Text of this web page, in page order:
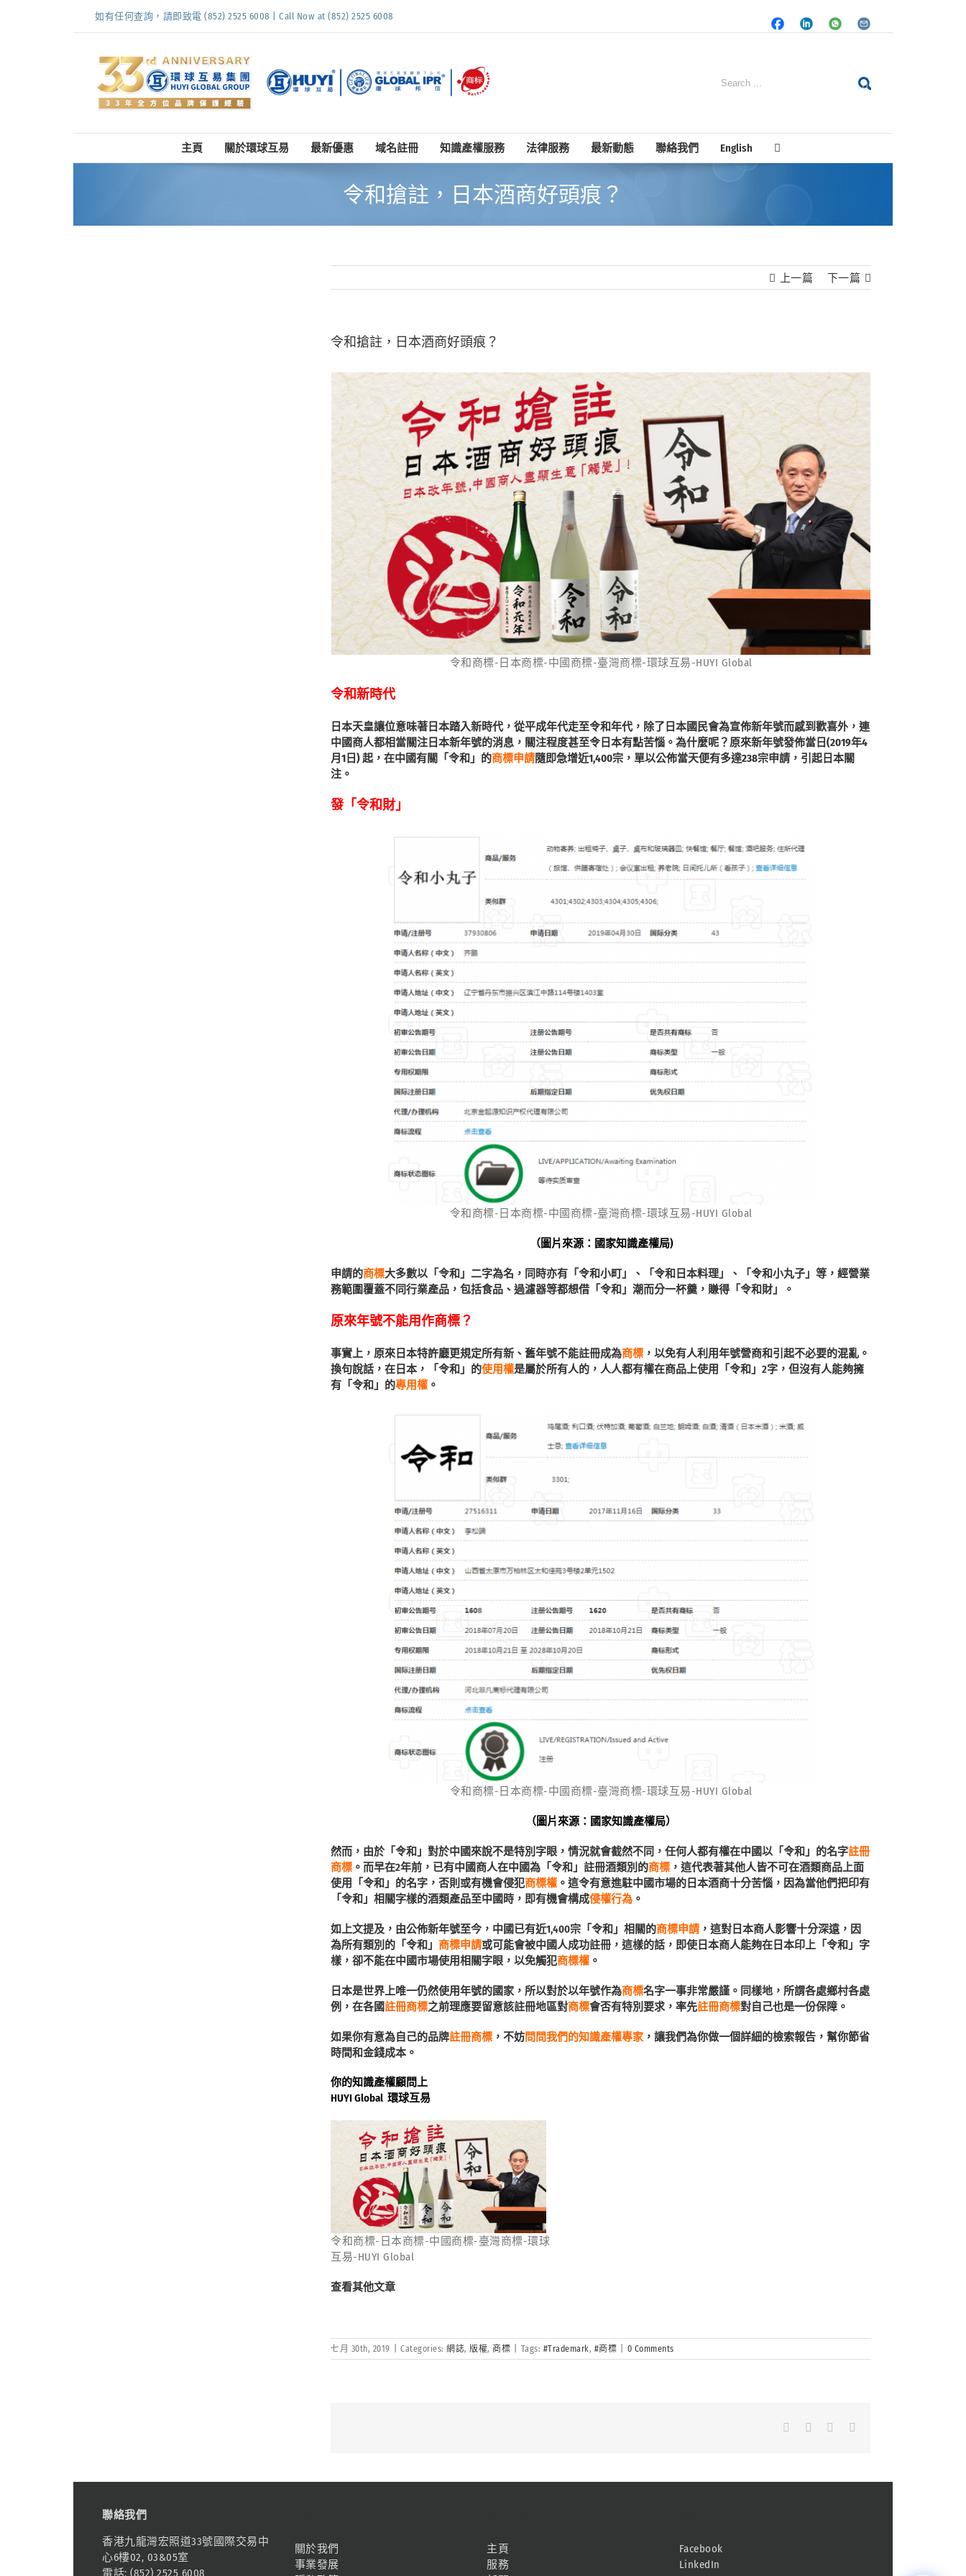
如有任何查詢，請即致電 (852) 2525 6008 | Call Now at (852) 2525 6008
FacebookLinkedInWhatsapp
Email
Search
主頁 關於環球互易 最新優惠 域名註冊 知識產權服務 法律服務 最新動態 聯絡我們 English
令和搶註，日本酒商好頭痕？
上一篇 下一篇
令和搶註，日本酒商好頭痕？
令和商標-日本商標-中國商標-臺灣商標-環球互易-HUYI Global
令和新時代
日本天皇讓位意味著日本踏入新時代，從平成年代走至令和年代，除了日本國民會為宣佈新年號而感到歡喜外，連
中國商人都相當關注日本新年號的消息，關注程度甚至令日本有點苦惱。為什麼呢？ 原來新年號發佈當日(2019年4
月1日) 起，在中國有關「令和」的商標申請隨即急增近1,400宗，單以公佈當天便有多達238宗申請，引起日本關
注。
發「令和財」
令和商標-日本商標-中國商標-臺灣商標-環球互易-HUYI Global
（圖片來源：國家知識產權局)
申請的商標大多數以「令和」二字為名，同時亦有「令和小町」、「令和日本料理」、「令和小丸子」等，經營業
務範圍覆蓋不同行業產品，包括食品、過濾器等都想借「令和」潮而分一杯羹，賺得「令和財」。
原來年號不能用作商標？
事實上，原來日本特許廳更規定所有新、舊年號不能註冊成為商標 ，以免有人利用年號營商和引起不必要的混亂。
換句說話，在日本，「令和」的使用權是屬於所有人的，人人都有權在商品上使用「令和」2字，但沒有人能夠擁
有「令和」的專用權 。
令和商標-日本商標-中國商標-臺灣商標-環球互易-HUYI Global
（圖片來源：國家知識產權局）
然而，由於「令和」對於中國來說不是特別字眼，情況就會截然不同，任何人都有權在中國以「令和」的名字註冊
商標 。而早在2年前，已有中國商人在中國為「令和」註冊酒類別的商標 ，這代表著其他人皆不可在酒類商品上面
使用「令和」的名字，否則或有機會侵犯商標權 。這令有意進駐中國市場的日本酒商十分苦惱，因為當他們把印有
「令和」相關字樣的酒類產品至中國時，即有機會構成侵權行為 。
如上文提及，由公佈新年號至今，中國已有近1,400宗「令和」相關的商標申請 ，這對日本商人影響十分深遠，因
為所有類別的「令和」 商標申請或可能會被中國人成功註冊，這樣的話，即使日本商人能夠在日本印上「令和」字
樣，卻不能在中國市場使用相關字眼，以免觸犯商標權 。
日本是世界上唯一仍然使用年號的國家，所以對於以年號作為商標名字一事非常嚴謹。同樣地，所謂各處鄉村各處
例，在各國註冊商標之前理應要留意該註冊地區對商標會否有特別要求，率先註冊商標對自己也是一份保障。
如果你有意為自己的品牌註冊商標 ，不妨問問我們的知識產權專家 ，讓我們為你做一個詳細的檢索報告，幫你節省
時間和金錢成本。
你的知識產權顧問上
HUYI Global 環球互易
令和商標-日本商標-中國商標-臺灣商標-環球
互易-HUYI Global
查看其他文章
七月 30th, 2019 Categories:網誌,版權, 商標 Tags: #Trademark, #商標 0 Comments
FacebookLinkedInWhatsapp
聯絡我們
香港九龍灣宏照道33號國際交易中
心6樓02, 03&05室
電話: (852) 2525 6008
關於我們
事業發展
主頁
服務
Facebook
LinkedIn